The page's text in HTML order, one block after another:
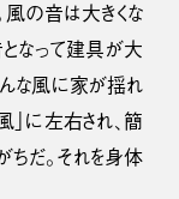
の音は大きくな
となって建具が大
な風に家が揺れ
」に左右され、簡
ちだ。それを身体